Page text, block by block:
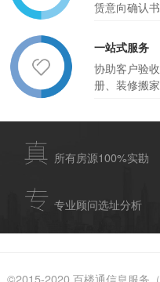
赁意向确认
一站式服务
协助客户验
册、装修搬
所有房源100%实勘
专业顾问选址分析